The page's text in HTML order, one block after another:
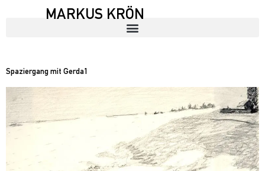
MARKUS KRÖN
Spaziergang mit Gerda1